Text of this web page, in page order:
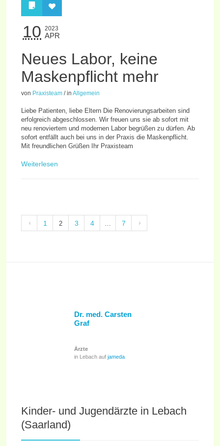
10 2023
APR
Neues Labor, keine
Maskenpflicht mehr
von Praxisteam / inAllgemein
Liebe Patienten, liebe Eltern Die Renovierungsarbeiten sind
erfolgreich abgeschlossen. Wir freuen uns sie ab sofort mit
neu renoviertem und modernen Labor begrüßen zu dürfen. Ab
sofort entfällt auch bei uns in der Praxis die Maskenpflicht.
Mit freundlichen Grüßen Ihr Praxisteam
Weiterlesen
1 2 3 4 7
Dr. med. Carsten
Graf
Ärzte
in Lebach aufjameda
Kinder- und Jugendärzte in Lebach
(Saarland)